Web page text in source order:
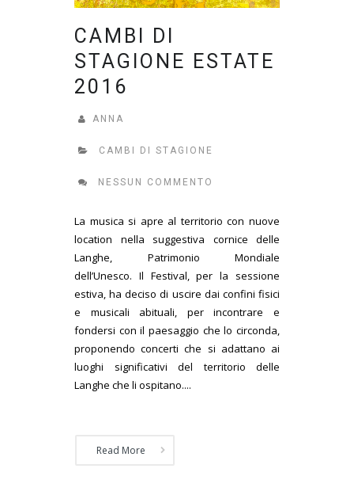
CAMBI DI
STAGIONE ESTATE
2016
ANNA
CAMBI DI STAGIONE
NESSUN COMMENTO
La musica si apre al territorio con nuove
location nella suggestiva cornice delle
Langhe, Patrimonio Mondiale
dell’Unesco. Il Festival, per la sessione
estiva, ha deciso di uscire dai confini fisici
e musicali abituali, per incontrare e
fondersi con il paesaggio che lo circonda,
proponendo concerti che si adattano ai
luoghi significativi del territorio delle
Langhe che li ospitano....
Read More